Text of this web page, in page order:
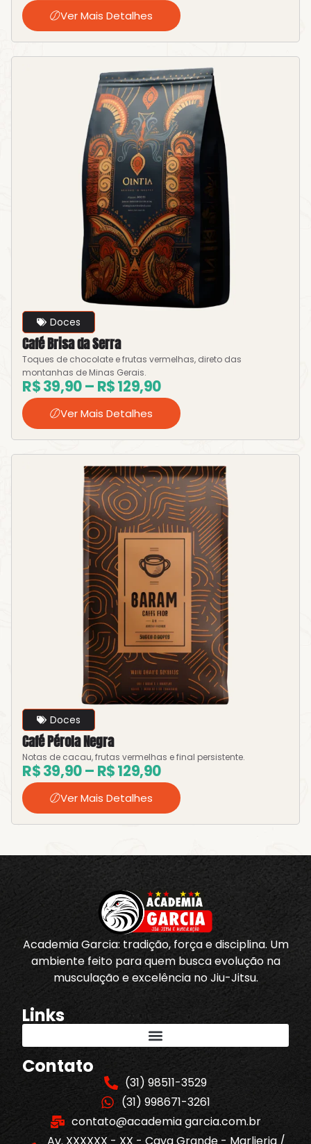
Ver Mais Detalhes
Doces
Café Brisa da Serra
Toques de chocolate e frutas vermelhas, direto das
montanhas de Minas Gerais.
R$39,90– R$129,90
Ver Mais Detalhes
Doces
Café Pérola Negra
Notas de cacau, frutas vermelhas e final persistente.
R$39,90– R$129,90
Ver Mais Detalhes
Academia Garcia: tradição, força e disciplina. Um
ambiente feito para quem busca evolução na
musculação e excelência no Jiu-Jitsu.
Links
Contato
(31) 98511-3529
(31) 998671-3261
contato@academia garcia.com.br